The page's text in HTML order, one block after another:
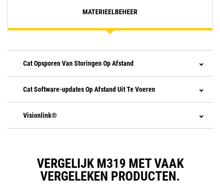
MATERIEELBEHEER
Cat Opsporen Van Storingen Op Afstand
Cat Software-updates Op Afstand Uit Te Voeren
Visionlink®
VERGELIJK M319 MET VAAK
VERGELEKEN PRODUCTEN.